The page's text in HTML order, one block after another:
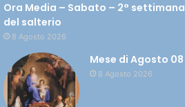
Ora Media – Sabato – 2° settimana
del salterio
8 Agosto 2026
Mese di Agosto 08
8 Agosto 2026